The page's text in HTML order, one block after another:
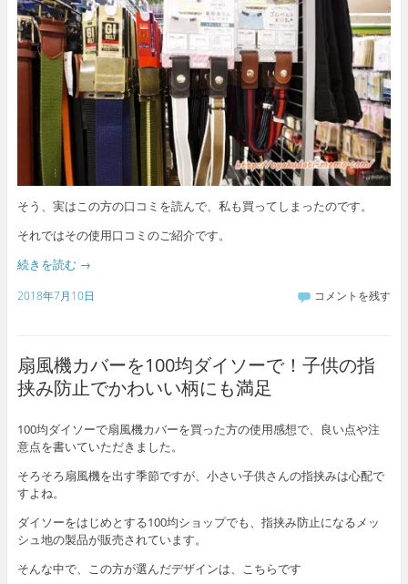
そう、実はこの方の口コミを読んで、私も買ってしまったのです。
それではその使用口コミのご紹介です。
続きを読む →
2018年7月10日 コメントを残す
扇風機カバーを100均ダイソーで！子供の指
挟み防止でかわいい柄にも満足
100均ダイソーで扇風機カバーを買った方の使用感想で、良い点や注
意点を書いていただきました。
そろそろ扇風機を出す季節ですが、小さい子供さんの指挟みは心配で
すよね。
ダイソーをはじめとする100均ショップでも、指挟み防止になるメッ
シュ地の製品が販売されています。
そんな中で、この方が選んだデザインは、こちらです